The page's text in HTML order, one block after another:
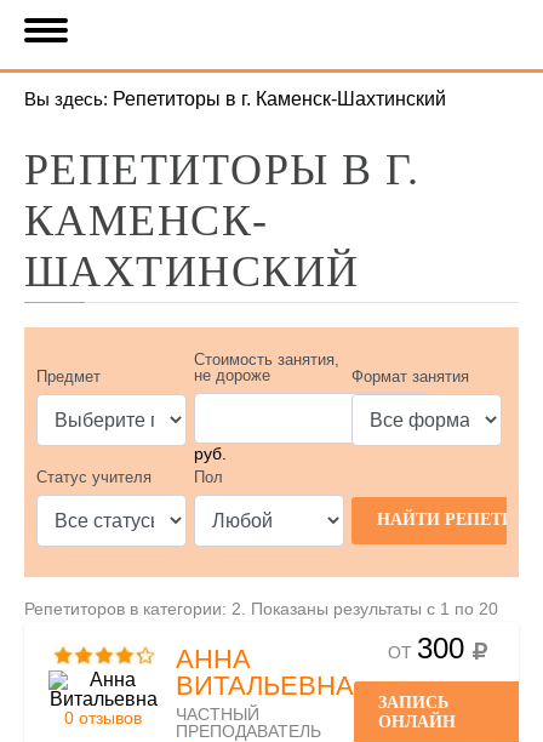
Вы здесь: Репетиторы в г. Каменск-Шахтинский
РЕПЕТИТОРЫ В Г.
КАМЕНСК-
ШАХТИНСКИЙ
Предмет
Стоимость занятия,
не дороже
руб.
Формат занятия
Статус учителя Пол
Репетиторов в категории: 2. Показаны результаты с 1 по 20
0 отзывов
АННА
ВИТАЛЬЕВНА
ЧАСТНЫЙ
ПРЕПОДАВАТЕЛЬ
ОТ 300
ЗАПИСЬ
ОНЛАЙН